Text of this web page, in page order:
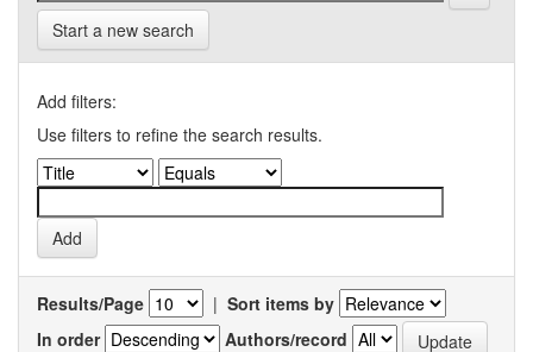
Start a new search
Add filters:
Use filters to refine the search results.
Results/Page | Sort items by
In order
Authors/record